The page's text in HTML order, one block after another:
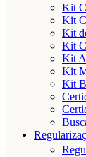
Kit
Kit
Kit
Kit
Kit
Kit
Kit